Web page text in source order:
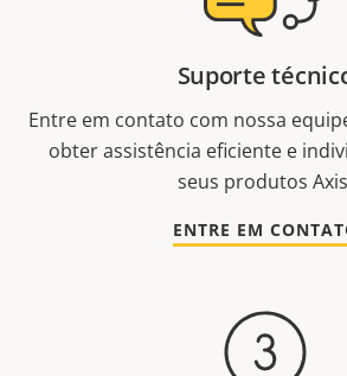
Suporte
Entre em contato com nossa
obter assistência eficiente e
seus produtos
ENTRE EM